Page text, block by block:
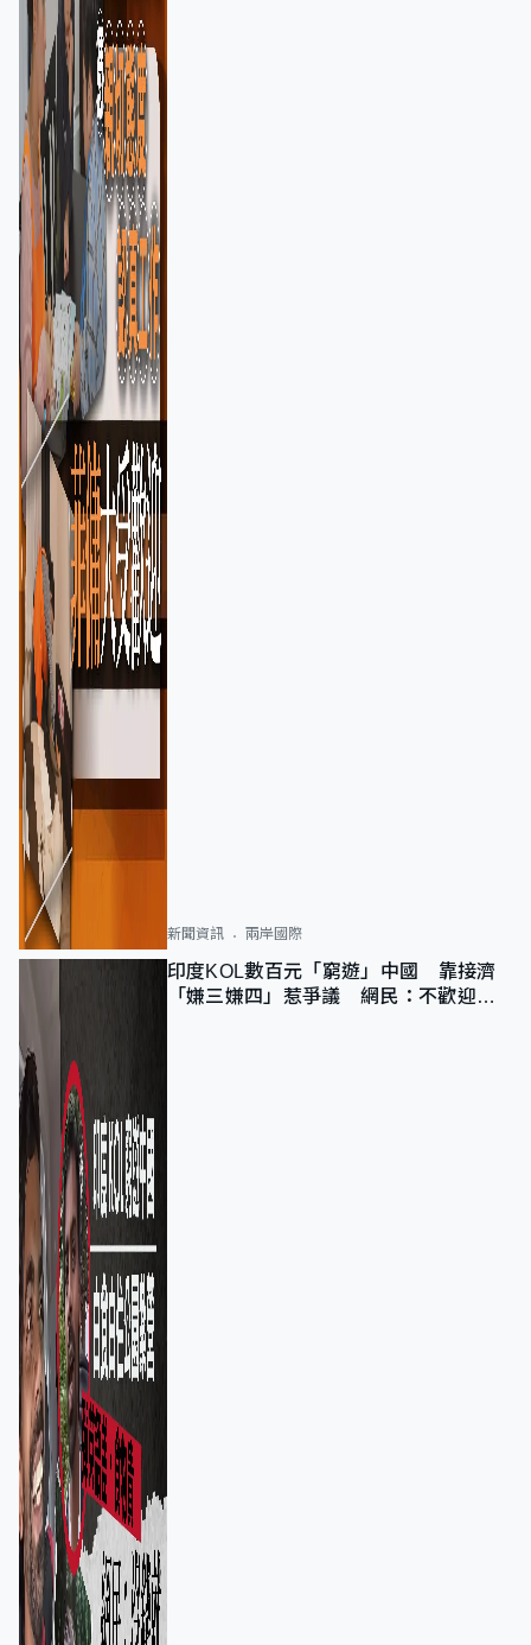
新聞資訊 兩岸國際
印度KOL數百元「窮遊」中國 靠接濟
「嫌三嫌四」惹爭議 網民：不歡迎劣